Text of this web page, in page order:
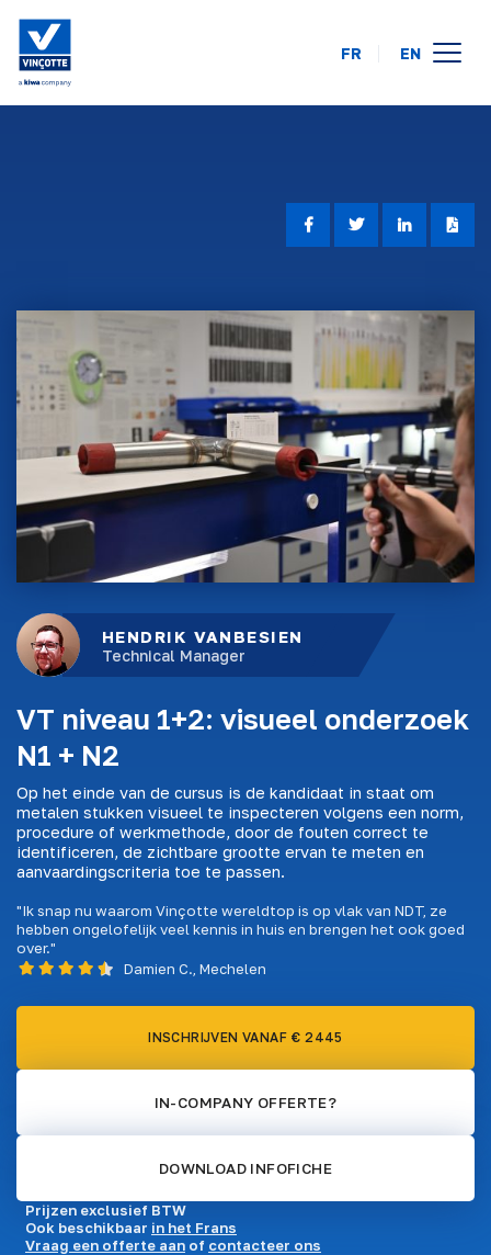
opleidingskalender
FAQ
contact
FR EN
HENDRIK VANBESIEN
Technical Manager
VT niveau 1+2: visueel onderzoek
N1 + N2
Op het einde van de cursus is de kandidaat in staat om
metalen stukken visueel te inspecteren volgens een norm,
procedure of werkmethode, door de fouten correct te
identificeren, de zichtbare grootte ervan te meten en
aanvaardingscriteria toe te passen.
"Ik snap nu waarom Vinçotte wereldtop is op vlak van NDT, ze
hebben ongelofelijk veel kennis in huis en brengen het ook goed
over."
Damien C., Mechelen
INSCHRIJVEN VANAF € 2445
IN-COMPANY OFFERTE?
DOWNLOAD INFOFICHE
Prijzen exclusief BTW
Ook beschikbaar in het Frans
Vraag een offerte aan of contacteer ons